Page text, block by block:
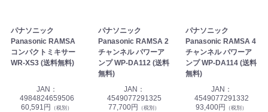
パナソニック
Panasonic RAMSA
コンパクトミキサー
WR-XS3 (送料無料)
JAN：
4984824659506
60,591円
（税別）
パナソニック
Panasonic RAMSA 2
チャンネル パワーア
ンプ WP-DA112 (送料
無料)
JAN：
4549077291325
77,700円
（税別）
パナソニック
Panasonic RAMSA 4
チャンネル パワーア
ンプ WP-DA114 (送料
無料)
JAN：
4549077291332
93,400円
（税別）